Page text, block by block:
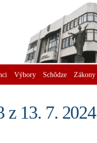
Výbory Schôdze Zákony
z 13. 7. 2024